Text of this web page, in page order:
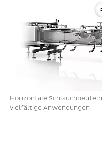
Horizontale
vielfältige Anwendungen